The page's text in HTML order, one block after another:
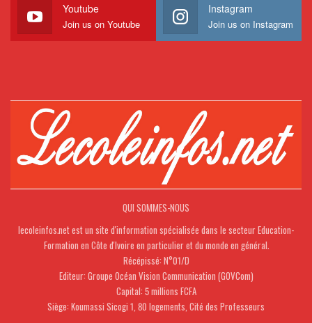
Youtube
Join us on Youtube
Instagram
Join us on Instagram
QUI SOMMES-NOUS
lecoleinfos.net est un site d'information spécialisée dans le secteur Education-
Formation en Côte d'Ivoire en particulier et du monde en général.
Récépissé: N°01/D
Editeur: Groupe Océan Vision Communication (GOVCom)
Capital: 5 millions FCFA
Siège: Koumassi Sicogi 1, 80 logements, Cité des Professeurs